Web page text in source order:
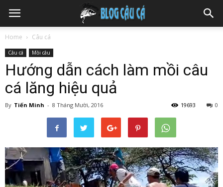
Home Câu cá
Câu cá Mồi câu
Hướng dẫn cách làm mồi câu
cá lăng hiệu quả
By Tiến Minh - 8 Tháng Mười, 2016 0
19693